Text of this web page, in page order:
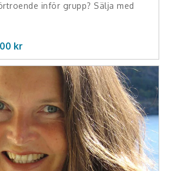
inför grupp? Sälja med
kr